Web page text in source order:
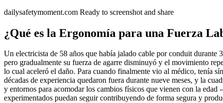
dailysafetymoment.com Ready to screenshot and share
¿Qué es la Ergonomía para una Fuerza
Un electricista de 58 años que había jalado cable por conduit durante
pero gradualmente su fuerza de agarre disminuyó y el movimiento
lo cual aceleró el daño. Para cuando finalmente vio al médico, tenía
décadas de experiencia quedaron fuera durante nueve meses, y la
y entornos para acomodar los cambios físicos que vienen con la
experimentados puedan seguir contribuyendo de forma segura y